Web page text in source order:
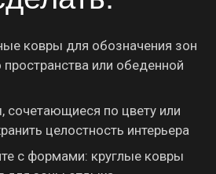
ковры для обозначения зон
или обеденной
сочетающиеся по цвету или
целостность интерьера
с формами: круглые ковры